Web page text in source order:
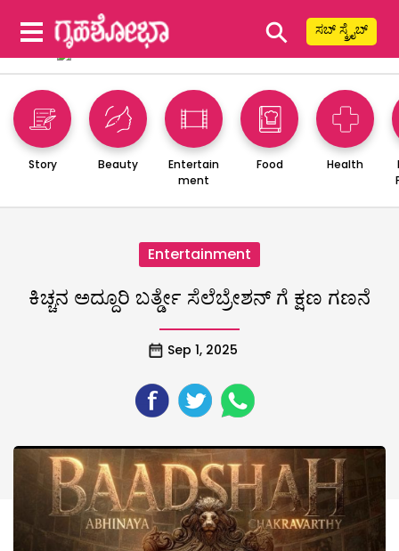
⚲ ಸಬ್ ಸ್ಕ್ರೈಬ್
Story Beauty
Entertain
ment
Food Health
Entertainment
ಕಿಚ್ಚನ ಅದ್ದೂರಿ ಬರ್ತ್ಡೇ ಸೆಲೆಬ್ರೇಶನ್ ಗೆ ಕ್ಷಣ ಗಣನೆ
Sep 1, 2025